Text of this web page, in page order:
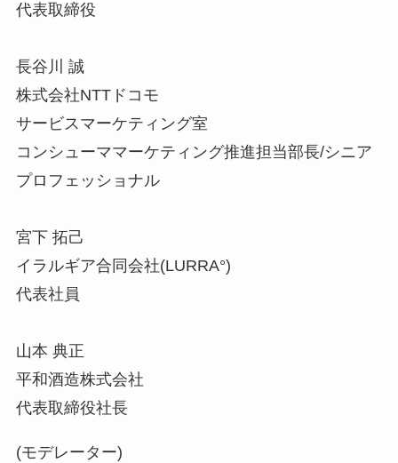
代表取締役
長谷川 誠
株式会社NTTドコモ
サービスマーケティング室
コンシューママーケティング推進担当部長/シニア
プロフェッショナル
宮下 拓己
イラルギア合同会社(LURRA°)
代表社員
山本 典正
平和酒造株式会社
代表取締役社長
(モデレーター)